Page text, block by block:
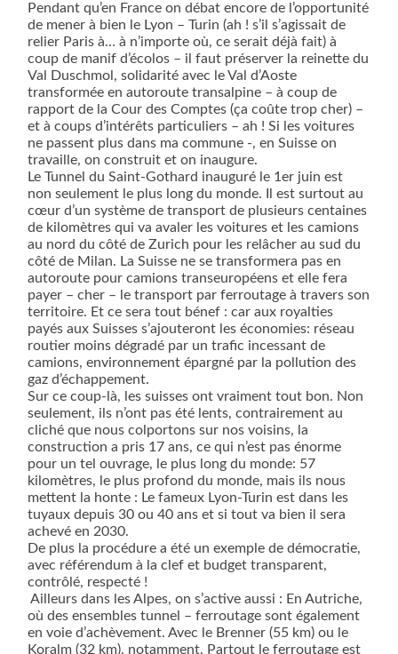
Pendant qu’en France on débat encore de l’opportunité
de mener à bien le Lyon – Turin (ah ! s’il s’agissait de
relier Paris à… à n’importe où, ce serait déjà fait) à
coup de manif d’écolos – il faut préserver la reinette du
Val Duschmol, solidarité avec le Val d’Aoste
transformée en autoroute transalpine – à coup de
rapport de la Cour des Comptes (ça coûte trop cher) –
et à coups d’intérêts particuliers – ah ! Si les voitures
ne passent plus dans ma commune -, en Suisse on
travaille, on construit et on inaugure.
Le Tunnel du Saint-Gothard inauguré le 1er juin est
non seulement le plus long du monde. Il est surtout au
cœur d’un système de transport de plusieurs centaines
de kilomètres qui va avaler les voitures et les camions
au nord du côté de Zurich pour les relâcher au sud du
côté de Milan. La Suisse ne se transformera pas en
autoroute pour camions transeuropéens et elle fera
payer – cher – le transport par ferroutage à travers son
territoire. Et ce sera tout bénef : car aux royalties
payés aux Suisses s’ajouteront les économies: réseau
routier moins dégradé par un trafic incessant de
camions, environnement épargné par la pollution des
gaz d’échappement.
Sur ce coup-là, les suisses ont vraiment tout bon. Non
seulement, ils n’ont pas été lents, contrairement au
cliché que nous colportons sur nos voisins, la
construction a pris 17 ans, ce qui n’est pas énorme
pour un tel ouvrage, le plus long du monde: 57
kilomètres, le plus profond du monde, mais ils nous
mettent la honte : Le fameux Lyon-Turin est dans les
tuyaux depuis 30 ou 40 ans et si tout va bien il sera
achevé en 2030.
De plus la procédure a été un exemple de démocratie,
avec référendum à la clef et budget transparent,
contrôlé, respecté !
Ailleurs dans les Alpes, on s’active aussi : En Autriche,
où des ensembles tunnel – ferroutage sont également
en voie d’achèvement. Avec le Brenner (55 km) ou le
Koralm (32 km), notamment. Partout le ferroutage est